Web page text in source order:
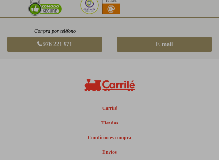
Compra por teléfono
976 221 971 E-mail
Carrilé
Tiendas
Condiciones compra
Envíos